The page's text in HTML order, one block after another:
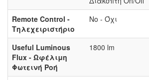
Remote Control -
Τηλεχειριστήριο
Νο - Όχι
Useful Luminous
Flux - Ωφέλιμη
Φωτεινή Ροή
1800 lm